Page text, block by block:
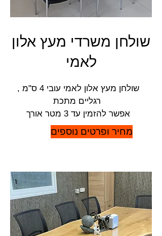
שולחן משרדי מעץ אלון
לאמי
שולחן מעץ אלון לאמי עובי 4 ס"מ ,
אפשר להזמין עד 3 מטר אורך
מחיר ופרטים נוספים